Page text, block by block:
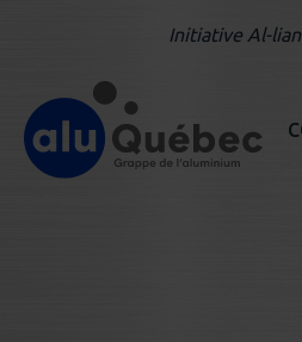
Initiative Al-